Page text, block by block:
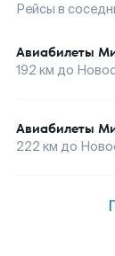
Рейсы в
Авиабилеты
192 км до
Авиабилеты
222 км до